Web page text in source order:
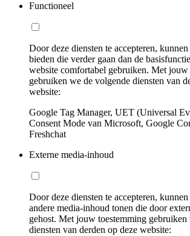
Functioneel
Door deze diensten te accepteren,
bieden die verder gaan dan de
website comfortabel gebruiken. Met jouw
gebruiken we de volgende diensten van
website:
Google Tag Manager, UET (Universal
Consent Mode van Microsoft, Google
Freshchat
Externe media-inhoud
Door deze diensten te accepteren,
andere media-inhoud tonen die door
gehost. Met jouw toestemming
diensten van derden op deze website: